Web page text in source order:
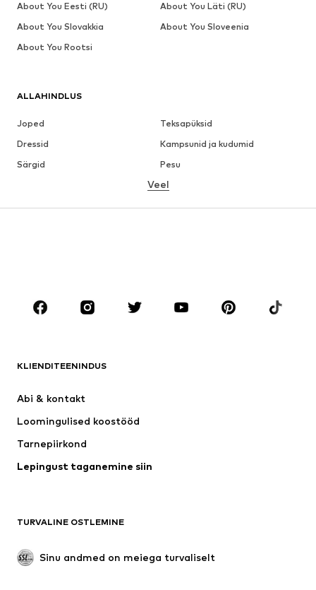
ALLAHINDLUS
Joped
Teksapüksid
Dressid
Kampsunid ja kudumid
Särgid
Pesu
Pluusid
Mantlid
Ülikonnad ja pintsakud
RIIDED
Joped
Ülikonnad ja pintsakud
Ujumisriided
Sündmused
JALANÕUD
Uus
Veel
KLIENDITEENINDUS
Abi & kontakt
Loomingulised koostööd
Tarnepiirkond
Lepingust taganemine siin
TURVALINE OSTLEMINE
Sinu andmed on meiega turvaliselt
About You Eesti (RU)
About You Läti (RU)
About You Slovakkia
About You Sloveenia
About You Rootsi